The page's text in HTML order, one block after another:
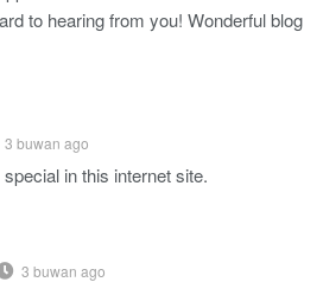
to hearing from you! Wonderful blog
3 buwan ago
in this internet site.
3 buwan ago